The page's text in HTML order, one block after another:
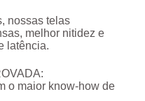
nossas telas
melhor nitidez e
latência.
o maior know-how de